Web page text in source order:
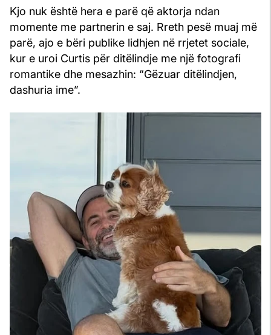
Kjo nuk është hera e parë që aktorja ndan
momente me partnerin e saj. Rreth pesë muaj më
parë, ajo e bëri publike lidhjen në rrjetet sociale,
kur e uroi Curtis për ditëlindje me një fotografi
romantike dhe mesazhin: “Gëzuar ditëlindjen,
dashuria ime”.